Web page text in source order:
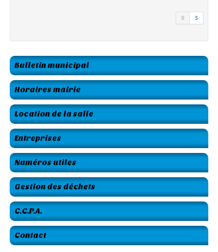
0 5
Bulletin municipal
Horaires mairie
Location de la salle
Entreprises
Numéros utiles
Gestion des déchets
C.C.P.A.
Contact